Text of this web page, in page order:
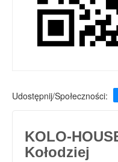
Udostępnij/Społeczności:
KOLO-
Kołodziej